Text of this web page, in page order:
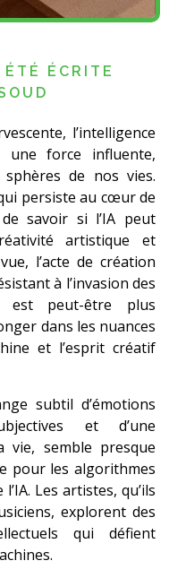
ÉCRITE
l’intelligence
une force influente,
de nos vies.
persiste au cœur de
savoir si l’IA peut
artistique et
l’acte de création
à l’invasion des
est peut-être plus
dans les nuances
et l’esprit créatif
subtil d’émotions
et d’une
vie, semble presque
pour les algorithmes
Les artistes, qu’ils
explorent des
qui défient